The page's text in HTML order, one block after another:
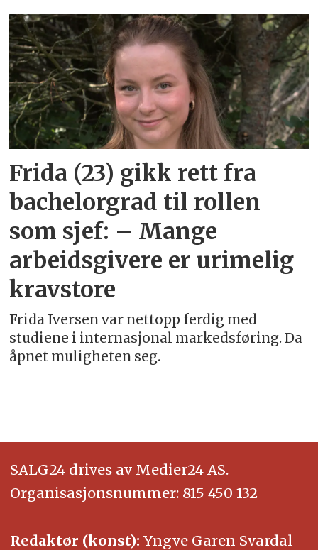
Emne:
frida
iversen
Frida (23) gikk rett fra
bachelorgrad til rollen
som sjef: – Mange
arbeidsgivere er urimelig
kravstore
Frida Iversen var nettopp ferdig med
studiene i internasjonal markedsføring. Da
åpnet muligheten seg.
SALG24 drives av Medier24 AS.
Organisasjonsnummer: 815 450 132
Redaktør (konst): Yngve Garen Svardal